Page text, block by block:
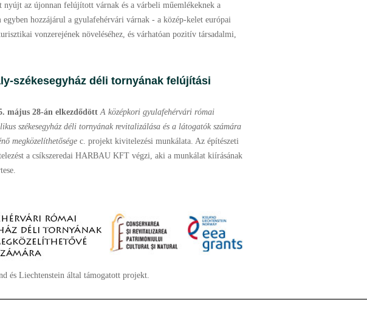
nyújt az újonnan felújított várnak és a várbeli műemlékeknek a
hozzájárul a gyulafehérvári várnak - a közép-kelet európai
vonzerejének növeléséhez, és várhatóan pozitív társadalmi,
székesegyház déli tornyának felújítási
május 28-án elkezdődöttA középkori gyulafehérvári római
székesegyház déli tornyának revitalizálása és a látogatók számára
megközelíthetősége c. projekt kivitelezési munkálata. Az építészeti
a csíkszeredai HARBAU KFT végzi, aki a munkálat kiírásának
és Liechtenstein által támogatott projekt.